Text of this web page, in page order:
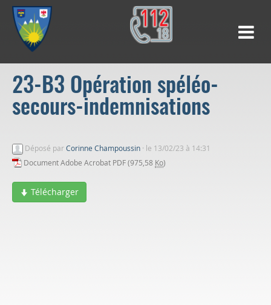
23-B3 Opération spéléo-
secours-indemnisations
Déposé parCorinne Champoussin · le 13/02/23 à 14:31
Document Adobe Acrobat PDF (975,58 Ko)
Télécharger